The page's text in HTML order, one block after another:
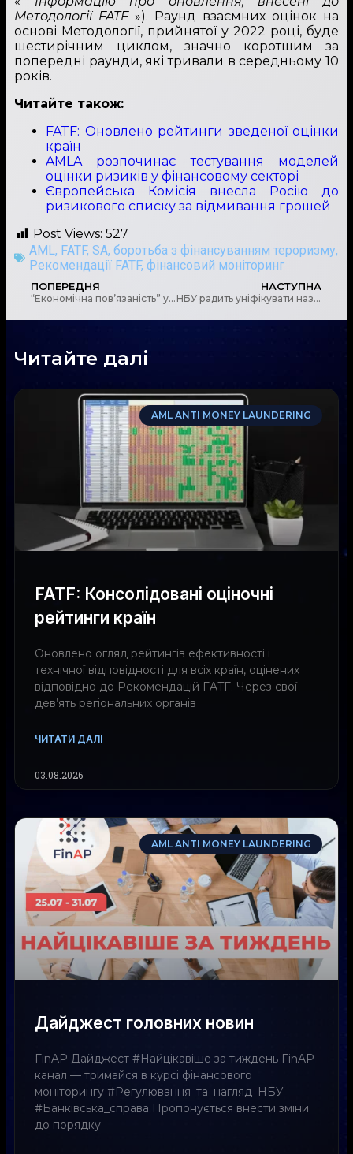
Методології FATF»). Раунд взаємних оцінок на
основі Методології, прийнятої у 2022 році, буде
шестирічним циклом, значно коротшим за
попередні раунди, які тривали в середньому 10
років.
Читайте також:
FATF: Оновлено рейтинги зведеної оцінки
країн
AMLA розпочинає тестування моделей
оцінки ризиків у фінансовому секторі
Європейська Комісія внесла Росію до
ризикового списку за відмивання грошей
Post Views: 527
AML, FATF, SA, боротьба з фінансуванням тероризму,
Рекомендації FATF, фінансовий моніторинг
ПОПЕРЕДНЯ
“Економічна пов’язаність” у змінах до Податкового кодексу
НАСТУПНА
НБУ радить уніфікувати назви переказів між рахунками в платіжних застосунках
Читайте далі
AML ANTI MONEY LAUNDERING
FATF: Консолідовані оціночні
рейтинги країн
Оновлено огляд рейтингів ефективності і
технічної відповідності для всіх країн, оцінених
відповідно до Рекомендацій FATF. Через свої
дев’ять регіональних органів
ЧИТАТИ ДАЛІ
03.08.2026
AML ANTI MONEY LAUNDERING
Дайджест головних новин
FinAP Дайджест #Найцікавіше за тиждень FinAP
канал — тримайся в курсі фінансового
моніторингу #Регулювання_та_нагляд_НБУ
#Банківська_справа Пропонується внести зміни
до порядку